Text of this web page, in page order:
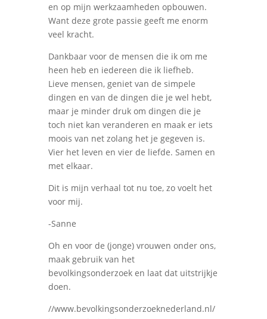
en op mijn werkzaamheden opbouwen.
Want deze grote passie geeft me enorm
veel kracht.
Dankbaar voor de mensen die ik om me
heen heb en iedereen die ik liefheb.
Lieve mensen, geniet van de simpele
dingen en van de dingen die je wel hebt,
maar je minder druk om dingen die je
toch niet kan veranderen en maak er iets
moois van net zolang het je gegeven is.
Vier het leven en vier de liefde. Samen en
met elkaar.
Dit is mijn verhaal tot nu toe, zo voelt het
voor mij.
-Sanne
Oh en voor de (jonge) vrouwen onder ons,
maak gebruik van het
bevolkingsonderzoek en laat dat uitstrijkje
doen.
//www.bevolkingsonderzoeknederland.nl/